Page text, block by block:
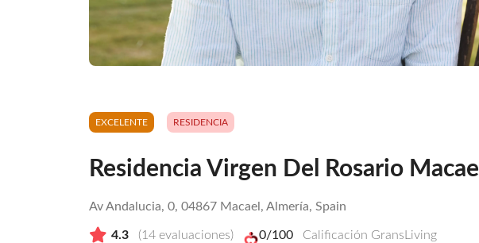
EXCELENTE RESIDENCIA
Residencia Virgen Del Rosario Macael
Av Andalucia, 0, 04867 Macael, Almería, Spain
4.3 (14 evaluaciones) 0/100 Calificación GransLiving